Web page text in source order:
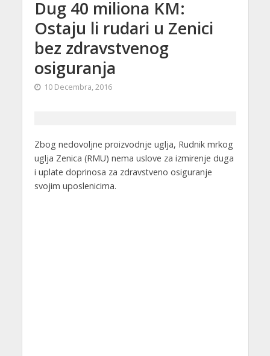
Dug 40 miliona KM:
Ostaju li rudari u Zenici
bez zdravstvenog
osiguranja
10 Decembra, 2016
Zbog nedovoljne proizvodnje uglja, Rudnik mrkog
uglja Zenica (RMU) nema uslove za izmirenje duga
i uplate doprinosa za zdravstveno osiguranje
svojim uposlenicima.